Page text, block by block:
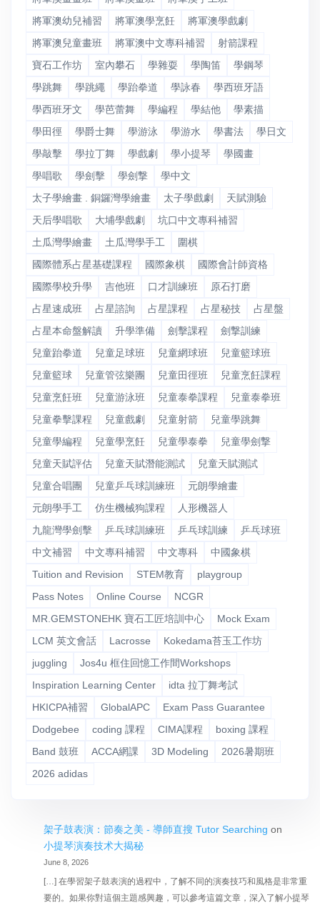
將軍澳幼兒補習
將軍澳學烹飪
將軍澳學戲劇
將軍澳兒童畫班
將軍澳中文專科補習
射箭課程
寶石工作坊
室內攀石 學雜耍 學陶笛
學鋼琴
學跳舞
學跳繩 學跆拳道 學詠春
學西班牙語
學西班牙文
學芭蕾舞 學編程 學結他
學素描
學田徑
學爵士舞 學游泳 學游水 學書法
學日文
學敲擊
學拉丁舞 學戲劇 學小提琴
學國畫
學唱歌
學劍擊 學劍撃
學中文
太子學繪畫 . 銅鑼灣學繪畫
太子學戲劇
天賦測驗
天后學唱歌
大埔學戲劇
坑口中文專科補習
土瓜灣學繪畫
土瓜灣學手工
圍棋
國際體系占星基礎課程
國際象棋
國際會計師資格
國際學校升學
吉他班 口才訓練班
原石打磨
占星速成班
占星諮詢 占星課程 占星秘技
占星盤
占星本命盤解讀
升學準備 劍擊課程
劍撃訓練
兒童跆拳道
兒童足球班 兒童網球班
兒童籃球班
兒童籃球
兒童管弦樂團 兒童田徑班
兒童烹飪課程
兒童烹飪班
兒童游泳班 兒童泰拳課程
兒童泰拳班
兒童拳擊課程
兒童戲劇 兒童射箭
兒童學跳舞
兒童學編程
兒童學烹飪 兒童學泰拳
兒童學劍撃
兒童天賦評估
兒童天賦潛能測試
兒童天賦測試
兒童合唱團
兒童乒乓球訓練班
元朗學繪畫
元朗學手工
仿生機械狗課程
人形機器人
九龍灣學劍擊
乒乓球訓練班 乒乓球訓練
乒乓球班
中文補習
中文專科補習 中文專科
中國象棋
Tuition and Revision
STEM教育
playgroup
Pass Notes
Online Course
NCGR
MR.GEMSTONEHK 寶石工匠培訓中心
Mock Exam
LCM 英文會話
Lacrosse
Kokedama苔玉工作坊
juggling
Jos4u 框住回憶工作間Workshops
Inspiration Learning Center
idta 拉丁舞考試
HKICPA補習
GlobalAPC
Exam Pass Guarantee
Dodgebee
coding 課程 CIMA課程
boxing 課程
Band 鼓班
ACCA網課 3D Modeling
2026暑期班
2026 adidas
架子鼓表演：節奏之美 - 導師直搜 Tutor Searching on
小提琴演奏技术大揭秘
June 8, 2026
[…] 在學習架子鼓表演的過程中，了解不同的演奏技巧和風格是非常重
要的。如果你對這個主題感興趣，可以參考這篇文章，深入了解小提琴